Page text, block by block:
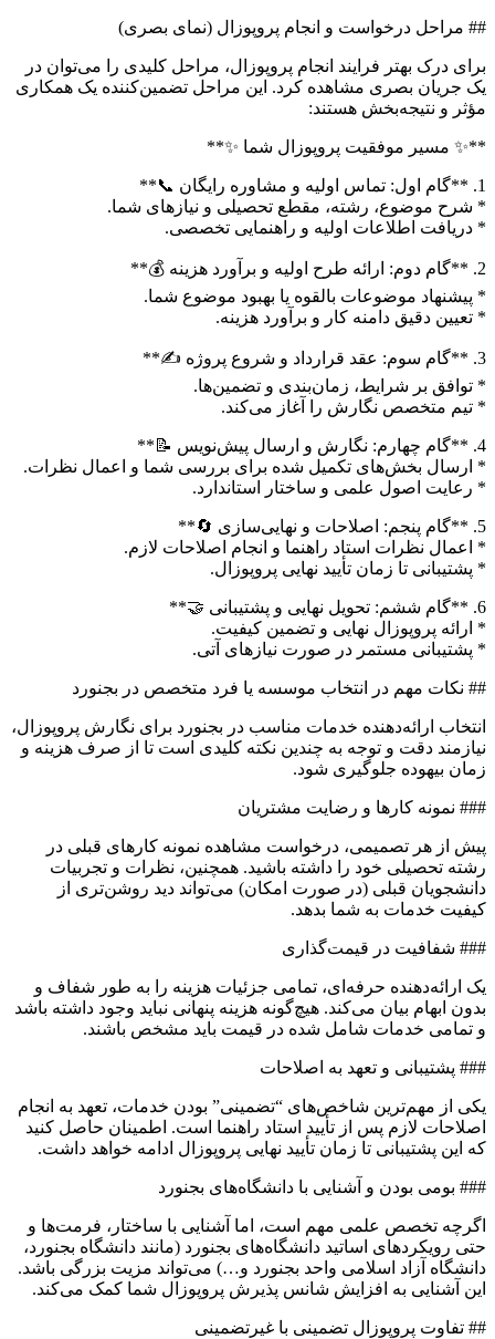
## مراحل درخواست و انجام پروپوزال (نمای بصری)
برای درک بهتر فرایند انجام پروپوزال، مراحل کلیدی را می‌توان در
یک جریان بصری مشاهده کرد. این مراحل تضمین‌کننده یک همکاری
مؤثر و نتیجه‌بخش هستند:
**✨ مسیر موفقیت پروپوزال شما ✨**
1. **گام اول: تماس اولیه و مشاوره رایگان 📞**
* شرح موضوع، رشته، مقطع تحصیلی و نیازهای شما.
* دریافت اطلاعات اولیه و راهنمایی تخصصی.
2. **گام دوم: ارائه طرح اولیه و برآورد هزینه 💰**
* پیشنهاد موضوعات بالقوه یا بهبود موضوع شما.
* تعیین دقیق دامنه کار و برآورد هزینه.
3. **گام سوم: عقد قرارداد و شروع پروژه ✍️**
* توافق بر شرایط، زمان‌بندی و تضمین‌ها.
* تیم متخصص نگارش را آغاز می‌کند.
4. **گام چهارم: نگارش و ارسال پیش‌نویس 📝**
* ارسال بخش‌های تکمیل شده برای بررسی شما و اعمال نظرات.
* رعایت اصول علمی و ساختار استاندارد.
5. **گام پنجم: اصلاحات و نهایی‌سازی 🔄**
* اعمال نظرات استاد راهنما و انجام اصلاحات لازم.
* پشتیبانی تا زمان تأیید نهایی پروپوزال.
6. **گام ششم: تحویل نهایی و پشتیبانی 🤝**
* ارائه پروپوزال نهایی و تضمین کیفیت.
* پشتیبانی مستمر در صورت نیازهای آتی.
## نکات مهم در انتخاب موسسه یا فرد متخصص در بجنورد
انتخاب ارائه‌دهنده خدمات مناسب در بجنورد برای نگارش پروپوزال،
نیازمند دقت و توجه به چندین نکته کلیدی است تا از صرف هزینه و
زمان بیهوده جلوگیری شود.
### نمونه کارها و رضایت مشتریان
پیش از هر تصمیمی، درخواست مشاهده نمونه کارهای قبلی در
رشته تحصیلی خود را داشته باشید. همچنین، نظرات و تجربیات
دانشجویان قبلی (در صورت امکان) می‌تواند دید روشن‌تری از
کیفیت خدمات به شما بدهد.
### شفافیت در قیمت‌گذاری
یک ارائه‌دهنده حرفه‌ای، تمامی جزئیات هزینه را به طور شفاف و
بدون ابهام بیان می‌کند. هیچ‌گونه هزینه پنهانی نباید وجود داشته باشد
و تمامی خدمات شامل شده در قیمت باید مشخص باشند.
### پشتیبانی و تعهد به اصلاحات
یکی از مهم‌ترین شاخص‌های “تضمینی” بودن خدمات، تعهد به انجام
اصلاحات لازم پس از تأیید استاد راهنما است. اطمینان حاصل کنید
که این پشتیبانی تا زمان تأیید نهایی پروپوزال ادامه خواهد داشت.
### بومی بودن و آشنایی با دانشگاه‌های بجنورد
اگرچه تخصص علمی مهم است، اما آشنایی با ساختار، فرمت‌ها و
حتی رویکردهای اساتید دانشگاه‌های بجنورد (مانند دانشگاه بجنورد،
دانشگاه آزاد اسلامی واحد بجنورد و…) می‌تواند مزیت بزرگی باشد.
این آشنایی به افزایش شانس پذیرش پروپوزال شما کمک می‌کند.
## تفاوت پروپوزال تضمینی با غیرتضمینی